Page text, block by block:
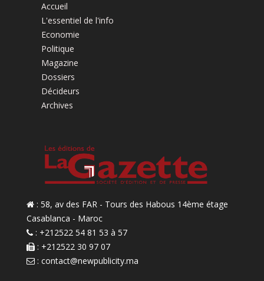
Accueil
L'essentiel de l'info
Economie
Politique
Magazine
Dossiers
Décideurs
Archives
: 58, av des FAR - Tours des Habous 14ème étage
Casablanca - Maroc
: +212522 54 81 53 à 57
: +212522 30 97 07
: contact@newpublicity.ma